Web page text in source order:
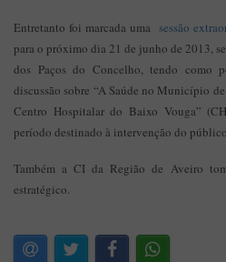
Entretanto foi marcada uma sessão
para o próximo dia 21 de junho de 2013,
dos Paços do Concelho, tendo como
discussão sobre “A Saúde no Município
Centro Hospitalar do Baixo Vouga”
período destinado à intervenção do
Também a CI da Região de Aveiro
estratégico.